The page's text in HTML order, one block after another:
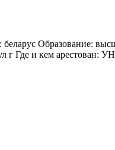
Образование:
Где и кем арестован: